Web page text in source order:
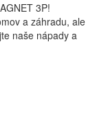
3P!
a záhradu, ale
naše nápady a